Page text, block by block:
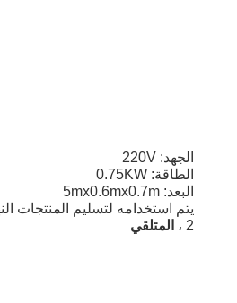
الجهد: 220V
الطاقة: 0.75KW
البعد: 5mx0.6mx0.7m
يتم استخدامه لتسليم المنتجات
2 ،
المتلقي